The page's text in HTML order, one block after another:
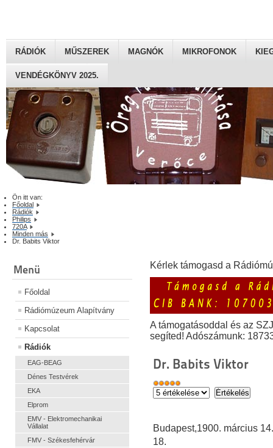
RÁDIÓK MŰSZEREK MAGNÓK MIKROFONOK
VENDÉGKÖNYV 2025.
Ön itt van:
Főoldal
Rádiók
Philips
720A
Minden más
Dr. Babits Viktor
Menü
Főoldal
Rádiómúzeum Alapítvány
Kapcsolat
Rádiók
EAG-BEAG
Dénes Testvérek
EKA
Elprom
EMV - Elektromechanikai
Vállalat
FMV - Székesfehérvár
Kérlek támogasd a
A támogatásoddal és az
segíted! Adószámunk:
Dr. Babits Viktor
Budapest,1900. március
18.